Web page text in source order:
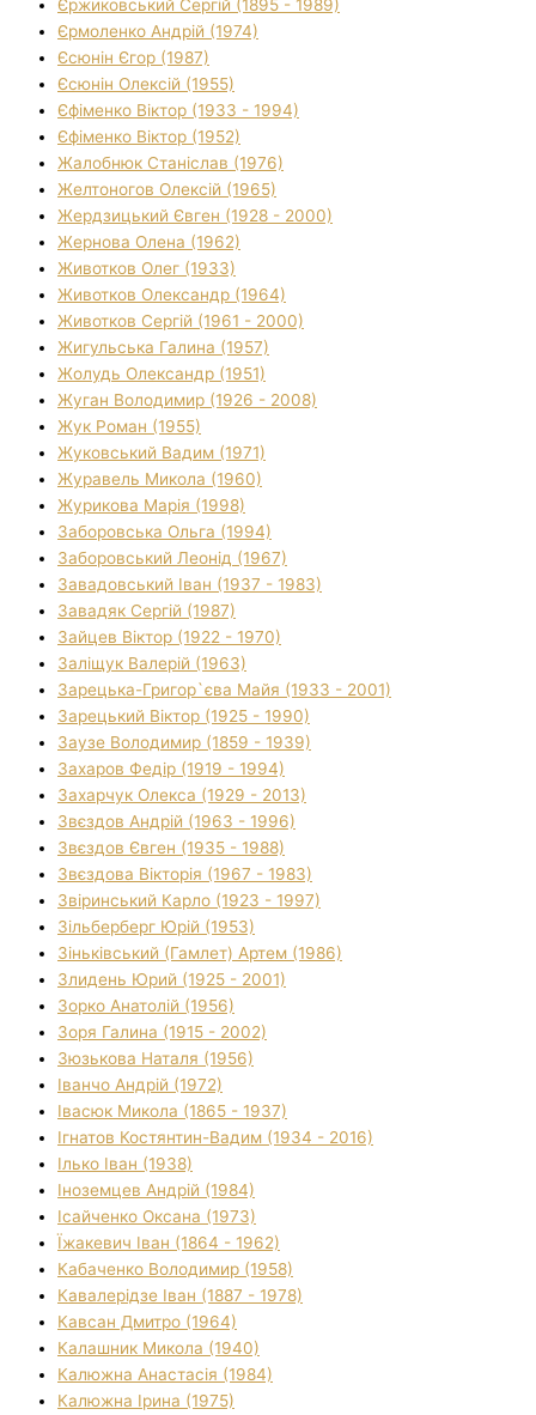
Єржиковський Сергій (1895 - 1989)
Єрмоленко Андрій (1974)
Єсюнін Єгор (1987)
Єсюнін Олексій (1955)
Єфіменко Віктор (1933 - 1994)
Єфіменко Віктор (1952)
Жалобнюк Станіслав (1976)
Желтоногов Олексій (1965)
Жердзицький Євген (1928 - 2000)
Жернова Олена (1962)
Животков Олег (1933)
Животков Олександр (1964)
Животков Сергій (1961 - 2000)
Жигульська Галина (1957)
Жолудь Олександр (1951)
Жуган Володимир (1926 - 2008)
Жук Роман (1955)
Жуковський Вадим (1971)
Журавель Микола (1960)
Журикова Марія (1998)
Заборовська Ольга (1994)
Заборовський Леонід (1967)
Завадовський Іван (1937 - 1983)
Завадяк Сергій (1987)
Зайцев Віктор (1922 - 1970)
Заліщук Валерій (1963)
Зарецька-Григор`єва Майя (1933 - 2001)
Зарецький Віктор (1925 - 1990)
Заузе Володимир (1859 - 1939)
Захаров Федір (1919 - 1994)
Захарчук Олекса (1929 - 2013)
Звєздов Андрій (1963 - 1996)
Звєздов Євген (1935 - 1988)
Звєздова Вікторія (1967 - 1983)
Звіринський Карло (1923 - 1997)
Зільберберг Юрій (1953)
Зіньківський (Гамлет) Артем (1986)
Злидень Юрий (1925 - 2001)
Зорко Анатолій (1956)
Зоря Галина (1915 - 2002)
Зюзькова Наталя (1956)
Іванчо Андрій (1972)
Івасюк Микола (1865 - 1937)
Ігнатов Костянтин-Вадим (1934 - 2016)
Ілько Іван (1938)
Іноземцев Андрій (1984)
Ісайченко Оксана (1973)
Їжакевич Іван (1864 - 1962)
Кабаченко Володимир (1958)
Кавалерідзе Іван (1887 - 1978)
Кавсан Дмитро (1964)
Калашник Микола (1940)
Калюжна Анастасія (1984)
Калюжна Ірина (1975)